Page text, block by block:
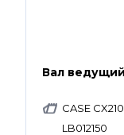
Вал ведущий
CASE
LB012150